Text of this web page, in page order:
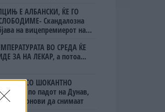
Е АЛБАНСКИ, ЌЕ ГО
Скандалозна
на вицепремиерот на
ВО СРЕДА ЌЕ
ЗА НА ЛЕКАР, а потоа...
СО ШОКАНТНО
по падот на Дунав,
дронови да снимаат